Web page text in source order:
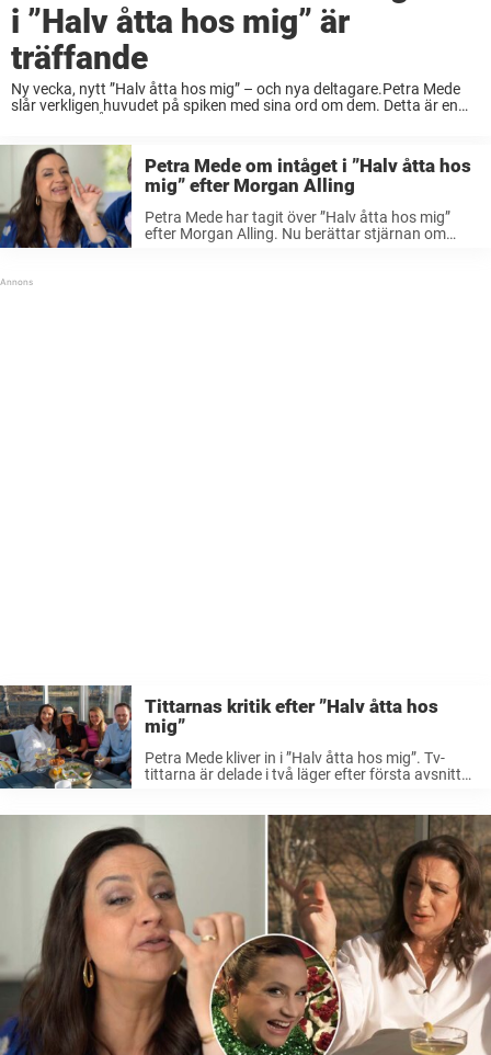
i ”Halv åtta hos mig” är
träffande
Ny vecka, nytt ”Halv åtta hos mig” – och nya deltagare.Petra Mede
slår verkligen huvudet på spiken med sina ord om dem. Detta är en
Petra Mede om intåget i ”Halv åtta hos
mig” efter Morgan Alling
Petra Mede har tagit över ”Halv åtta hos mig”
efter Morgan Alling. Nu berättar stjärnan om
Tittarnas kritik efter ”Halv åtta hos
mig”
Petra Mede kliver in i ”Halv åtta hos mig”. Tv-
tittarna är delade i två läger efter första avsnitten